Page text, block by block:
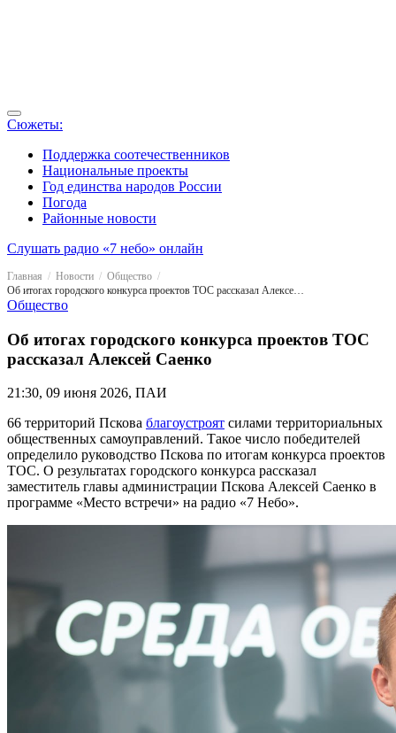
Сюжеты:
Поддержка соотечественников
Национальные проекты
Год единства народов России
Погода
Районные новости
Слушать радио «7 небо» онлайн
Главная Новости
Общество
Об итогах городского конкурса проектов ТОС рассказал Алексей Саенко
Общество
Об итогах городского конкурса проектов ТОС
рассказал Алексей Саенко
21:30, 09 июня 2026, ПАИ
66 территорий Пскова благоустроят силами территориальных
общественных самоуправлений. Такое число победителей
определило руководство Пскова по итогам конкурса проектов
ТОС. О результатах городского конкурса рассказал
заместитель главы администрации Пскова Алексей Саенко в
программе «Место встречи» на радио «7 Небо».